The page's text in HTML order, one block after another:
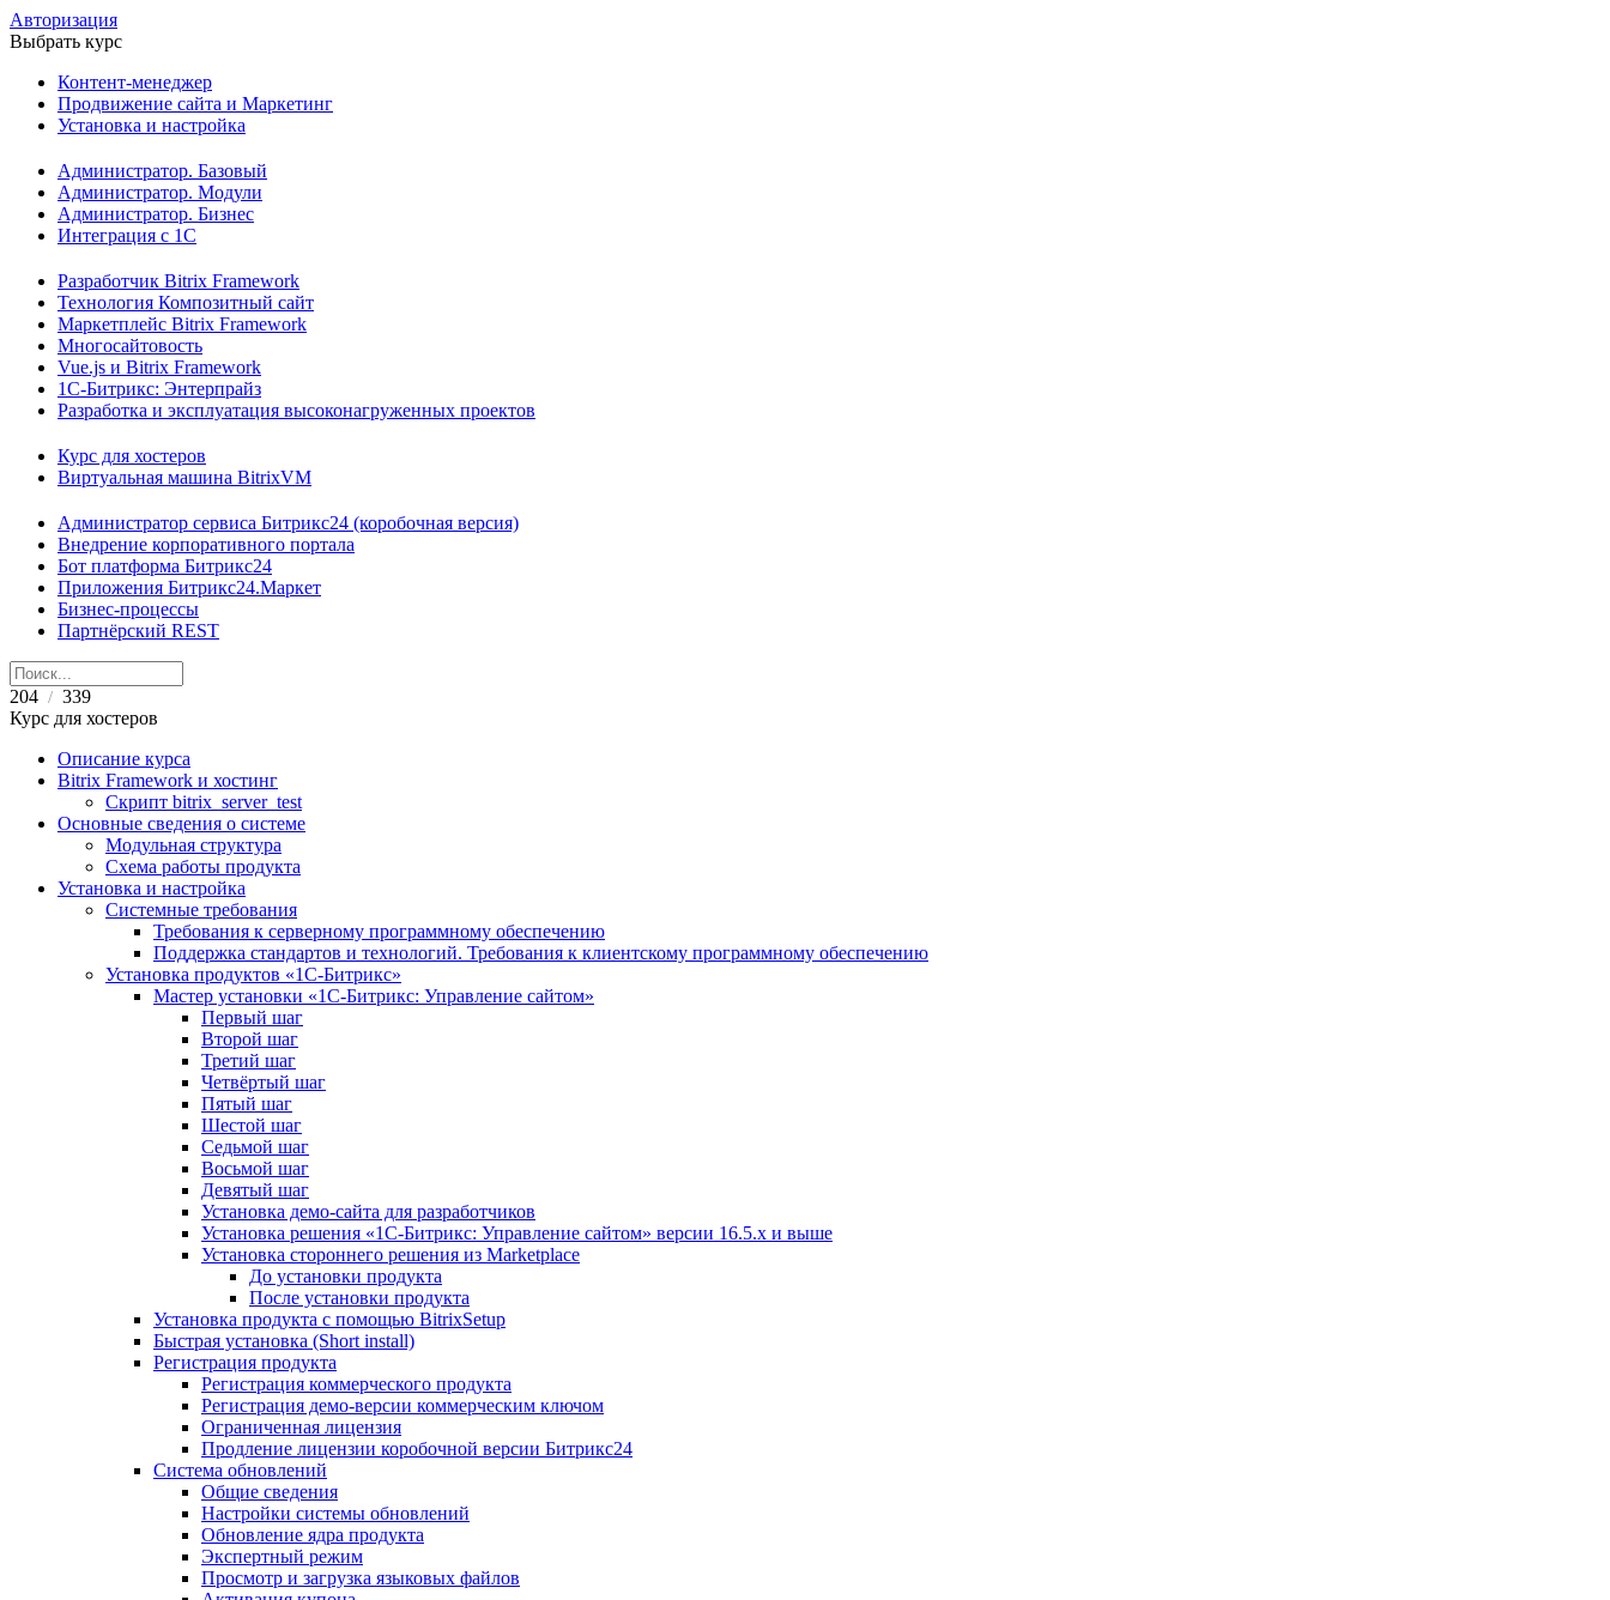
Авторизация
Выбрать курс
Контент-менеджер
Продвижение сайта и Маркетинг
Установка и настройка
Администратор. Базовый
Администратор. Модули
Администратор. Бизнес
Интеграция с 1С
Разработчик Bitrix Framework
Технология Композитный сайт
Маркетплейс Bitrix Framework
Многосайтовость
Vue.js и Bitrix Framework
1С-Битрикс: Энтерпрайз
Разработка и эксплуатация высоконагруженных проектов
Курс для хостеров
Виртуальная машина BitrixVM
Администратор сервиса Битрикс24 (коробочная версия)
Внедрение корпоративного портала
Бот платформа Битрикс24
Приложения Битрикс24.Маркет
Бизнес-процессы
Партнёрский REST
204 / 339
Курс для хостеров
Описание курса
Bitrix Framework и хостинг
Скрипт bitrix_server_test
Основные сведения о системе
Модульная структура
Схема работы продукта
Установка и настройка
Системные требования
Требования к серверному программному обеспечению
Поддержка стандартов и технологий. Требования к клиентскому программному обеспечению
Установка продуктов «1С-Битрикс»
Мастер установки «1C-Битрикс: Управление сайтом»
Первый шаг
Второй шаг
Третий шаг
Четвёртый шаг
Пятый шаг
Шестой шаг
Седьмой шаг
Восьмой шаг
Девятый шаг
Установка демо-сайта для разработчиков
Установка решения «1C-Битрикс: Управление сайтом» версии 16.5.х и выше
Установка стороннего решения из Marketplace
До установки продукта
После установки продукта
Установка продукта с помощью BitrixSetup
Быстрая установка (Short install)
Регистрация продукта
Регистрация коммерческого продукта
Регистрация демо-версии коммерческим ключом
Ограниченная лицензия
Продление лицензии коробочной версии Битрикс24
Система обновлений
Общие сведения
Настройки системы обновлений
Обновление ядра продукта
Экспертный режим
Просмотр и загрузка языковых файлов